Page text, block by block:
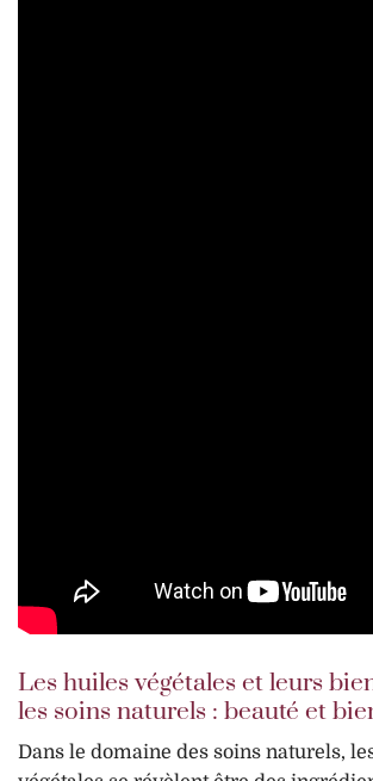
Les huiles végétales et leurs
les soins naturels : beauté et
Dans le domaine des soins naturels,